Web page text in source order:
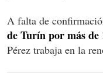
A falta de
de Turín por más de
Pérez trabaja en la